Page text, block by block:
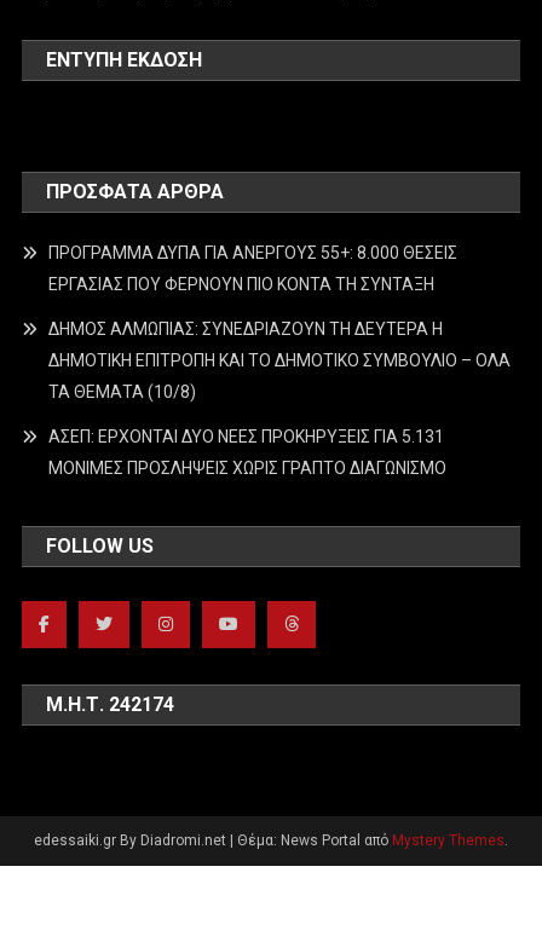
ΕΝΤΥΠΗ ΕΚΔΟΣΗ
ΠΡΌΣΦΑΤΑ ΆΡΘΡΑ
ΠΡΟΓΡΑΜΜΑ ΔΥΠΑ ΓΙΑ ΑΝΕΡΓΟΥΣ 55+: 8.000 ΘΕΣΕΙΣ
ΕΡΓΑΣΙΑΣ ΠΟΥ ΦΕΡΝΟΥΝ ΠΙΟ ΚΟΝΤΑ ΤΗ ΣΥΝΤΑΞΗ
ΔΗΜΟΣ ΑΛΜΩΠΙΑΣ: ΣΥΝΕΔΡΙΑΖΟΥΝ ΤΗ ΔΕΥΤΕΡΑ H
ΔΗΜΟΤΙΚΗ ΕΠΙΤΡΟΠΗ ΚΑΙ ΤΟ ΔΗΜΟΤΙΚΟ ΣΥΜΒΟΥΛΙΟ – ΟΛΑ
ΤΑ ΘΕΜΑΤΑ (10/8)
ΑΣΕΠ: ΕΡΧΟΝΤΑΙ ΔΥΟ ΝΕΕΣ ΠΡΟΚΗΡΥΞΕΙΣ ΓΙΑ 5.131
ΜΟΝΙΜΕΣ ΠΡΟΣΛΗΨΕΙΣ ΧΩΡΙΣ ΓΡΑΠΤΟ ΔΙΑΓΩΝΙΣΜΟ
FOLLOW US
Μ.Η.Τ. 242174
edessaiki.gr By Diadromi.net Θέμα: News Portal από Mystery Themes.